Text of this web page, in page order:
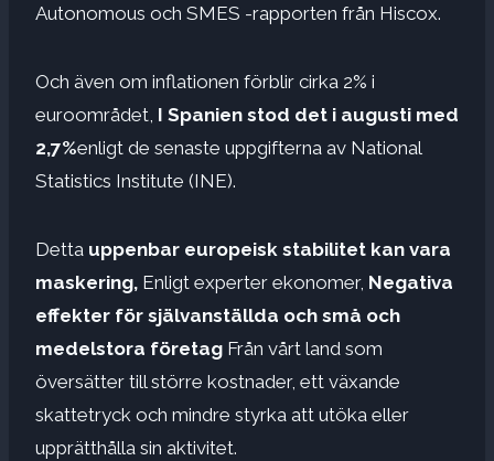
Autonomous och SMES -rapporten från Hiscox.
Och även om inflationen förblir cirka 2% i
euroområdet, I Spanien stod det i augusti med
2,7%enligt de senaste uppgifterna av National
Statistics Institute (INE).
Detta uppenbar europeisk stabilitet kan vara
maskering, Enligt experter ekonomer, Negativa
effekter för självanställda och små och
medelstora företag Från vårt land som
översätter till större kostnader, ett växande
skattetryck och mindre styrka att utöka eller
upprätthålla sin aktivitet.